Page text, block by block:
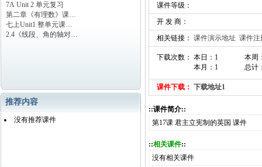
7A Unit 2 单元复习
第二章《有理数》课…
七上Unit1 整单元课…
2.4《线段、角的轴对…
推荐内容
没有推荐课件
课件等级：
开 发 商：
相关链接： 课件演示地址 课件注
下载次数： 本日：1
本月：1
本周
总计
课件下载： 下载地址1
::课件简介::
第17课 君主立宪制的英国 课件
::相关课件::
没有相关课件